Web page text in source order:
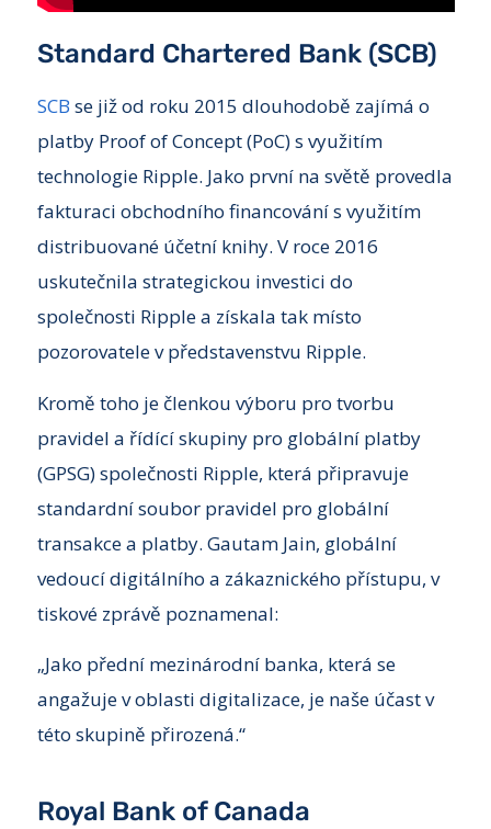
Standard Chartered Bank (SCB)
SCB se již od roku 2015 dlouhodobě zajímá o
platby Proof of Concept (PoC) s využitím
technologie Ripple. Jako první na světě provedla
fakturaci obchodního financování s využitím
distribuované účetní knihy. V roce 2016
uskutečnila strategickou investici do
společnosti Ripple a získala tak místo
pozorovatele v představenstvu Ripple.
Kromě toho je členkou výboru pro tvorbu
pravidel a řídící skupiny pro globální platby
(GPSG) společnosti Ripple, která připravuje
standardní soubor pravidel pro globální
transakce a platby. Gautam Jain, globální
vedoucí digitálního a zákaznického přístupu, v
tiskové zprávě poznamenal:
„Jako přední mezinárodní banka, která se
angažuje v oblasti digitalizace, je naše účast v
této skupině přirozená.“
Royal Bank of Canada